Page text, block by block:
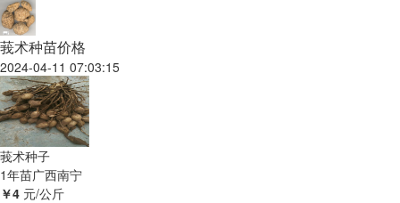
莪术种苗价格
2024-04-11 07:03:15
莪术种子
1年苗广西南宁
￥4 元/公斤